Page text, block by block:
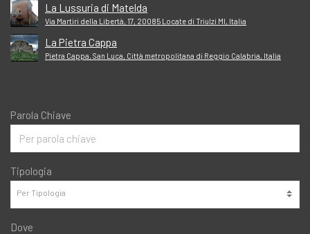
La Lussuria di Matelda
Via Martiri della Libertà, 17, 20085 Locate di Triulzi MI, Italia
La Pietra Cappa
Pietra Cappa, San Luca, Città metropolitana di Reggio Calabria, Italia
Parola Chiave
Tipologia
Dove